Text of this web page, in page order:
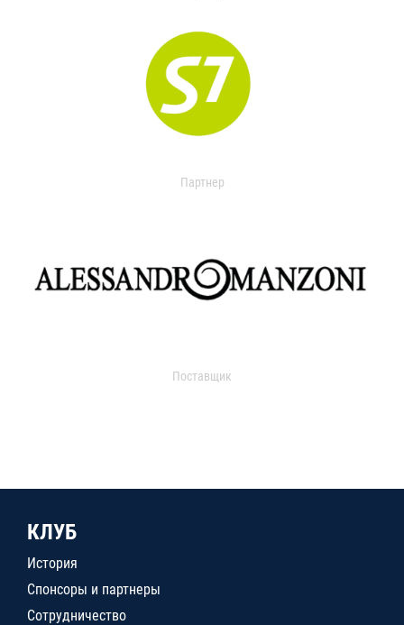
Партнер
Поставщик
КЛУБ
История
Спонсоры и партнеры
Сотрудничество